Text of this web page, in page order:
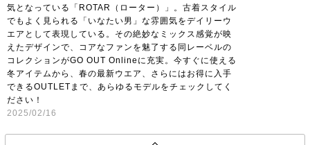
気となっている「ROTAR（ローター）」。古着スタイル
でもよく見られる「いなたい男」な雰囲気をデイリーウ
エアとして表現している。その絶妙なミックス感覚が映
えたデザインで、コアなファンを魅了する同レーベルの
コレクションがGO OUT Onlineに充実。今すぐに使える
冬アイテムから、春の最新ウエア、さらにはお得に入手
できるOUTLETまで、あらゆるモデルをチェックしてく
ださい！
2025/02/16